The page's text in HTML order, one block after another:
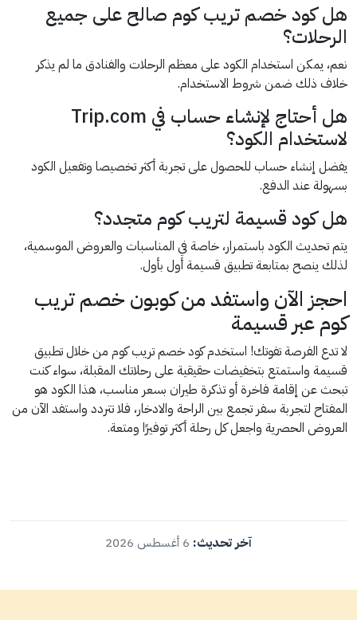
هل كود خصم تريب كوم صالح على جميع
الرحلات؟
نعم، يمكن استخدام الكود على معظم الرحلات والفنادق ما لم يذكر
خلاف ذلك ضمن شروط الاستخدام.
هل أحتاج لإنشاء حساب في Trip.com
لاستخدام الكود؟
يفضل إنشاء حساب للحصول على تجربة أكثر تخصيصا وتفعيل الكود
بسهولة عند الدفع.
هل كود قسيمة لتريب كوم متجدد؟
يتم تحديث الكود باستمرار، خاصة في المناسبات والعروض الموسمية،
لذلك ينصح بمتابعة تطبيق قسيمة أول بأول.
احجز الآن واستفد من كوبون خصم تريب
كوم عبر قسيمة
لا تدع الفرصة تفوتك! استخدم كود خصم تريب كوم من خلال تطبيق
قسيمة واستمتع بتخفيضات حقيقية على رحلاتك المقبلة، سواء كنت
تبحث عن إقامة فاخرة أو تذكرة طيران بسعر مناسب، هذا الكود هو
المفتاح لتجربة سفر تجمع بين الراحة والادخار، فلا تتردد واستفد الآن من
العروض الحصرية واجعل كل رحلة أكثر توفيرًا ومتعة.
آخر تحديث: